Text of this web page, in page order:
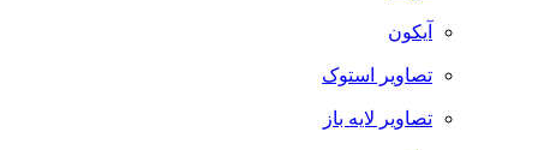
آیکون
تصاویر استوک
تصاویر لایه باز